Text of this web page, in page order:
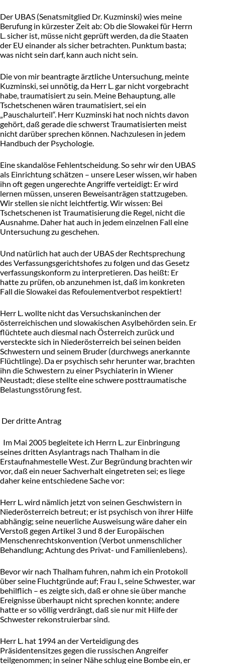
Der UBAS (Senatsmitglied Dr. Kuzminski) wies meine
Berufung in kürzester Zeit ab: Ob die Slowakei für Herrn
L. sicher ist, müsse nicht geprüft werden, da die Staaten
der EU einander als sicher betrachten. Punktum basta;
was nicht sein darf, kann auch nicht sein.
Die von mir beantragte ärztliche Untersuchung, meinte
Kuzminski, sei unnötig, da Herr L. gar nicht vorgebracht
habe, traumatisiert zu sein. Meine Behauptung, alle
Tschetschenen wären traumatisiert, sei ein
„Pauschalurteil“. Herr Kuzminski hat noch nichts davon
gehört, daß gerade die schwerst Traumatisierten meist
nicht darüber sprechen können. Nachzulesen in jedem
Handbuch der Psychologie.
Eine skandalöse Fehlentscheidung. So sehr wir den UBAS
als Einrichtung schätzen – unsere Leser wissen, wir haben
ihn oft gegen ungerechte Angriffe verteidigt: Er wird
lernen müssen, unseren Beweisanträgen stattzugeben.
Wir stellen sie nicht leichtfertig. Wir wissen: Bei
Tschetschenen ist Traumatisierung die Regel, nicht die
Ausnahme. Daher hat auch in jedem einzelnen Fall eine
Untersuchung zu geschehen.
Und natürlich hat auch der UBAS der Rechtsprechung
des Verfassungsgerichtshofes zu folgen und das Gesetz
verfassungskonform zu interpretieren. Das heißt: Er
hatte zu prüfen, ob anzunehmen ist, daß im konkreten
Fall die Slowakei das Refoulementverbot respektiert!
Herr L. wollte nicht das Versuchskaninchen der
österreichischen und slowakischen Asylbehörden sein. Er
flüchtete auch diesmal nach Österreich zurück und
versteckte sich in Niederösterreich bei seinen beiden
Schwestern und seinem Bruder (durchwegs anerkannte
Flüchtlinge). Da er psychisch sehr herunter war, brachten
ihn die Schwestern zu einer Psychiaterin in Wiener
Neustadt; diese stellte eine schwere posttraumatische
Belastungsstörung fest.
Der dritte Antrag
Im Mai 2005 begleitete ich Herrn L. zur Einbringung
seines dritten Asylantrags nach Thalham in die
Erstaufnahmestelle West. Zur Begründung brachten wir
vor, daß ein neuer Sachverhalt eingetreten sei; es liege
daher keine entschiedene Sache vor:
Herr L. wird nämlich jetzt von seinen Geschwistern in
Niederösterreich betreut; er ist psychisch von ihrer Hilfe
abhängig; seine neuerliche Ausweisung wäre daher ein
Verstoß gegen Artikel 3 und 8 der Europäischen
Menschenrechtskonvention (Verbot unmenschlicher
Behandlung; Achtung des Privat- und Familienlebens).
Bevor wir nach Thalham fuhren, nahm ich ein Protokoll
über seine Fluchtgründe auf; Frau I., seine Schwester, war
behilflich – es zeigte sich, daß er ohne sie über manche
Ereignisse überhaupt nicht sprechen konnte; andere
hatte er so völlig verdrängt, daß sie nur mit Hilfe der
Schwester rekonstruierbar sind.
Herr L. hat 1994 an der Verteidigung des
Präsidentensitzes gegen die russischen Angreifer
teilgenommen; in seiner Nähe schlug eine Bombe ein, er